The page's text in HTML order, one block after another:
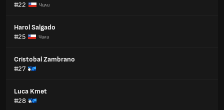
#22
Чили
Harol Salgado
#25
Чили
Cristobal Zambrano
#27
Luca Kmet
#28